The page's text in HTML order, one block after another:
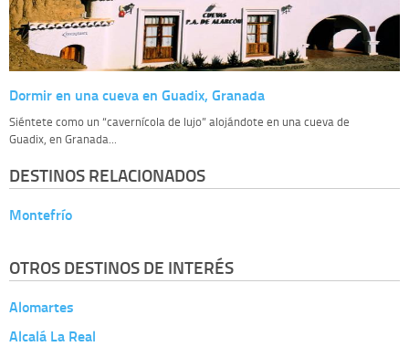
Dormir en una cueva en Guadix, Granada
Siéntete como un “cavernícola de lujo” alojándote en una cueva de
Guadix, en Granada...
DESTINOS RELACIONADOS
Montefrío
OTROS DESTINOS DE INTERÉS
Alomartes
Alcalá La Real